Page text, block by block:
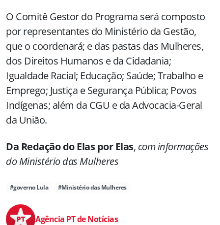
O Comitê Gestor do Programa será composto
por representantes do Ministério da Gestão,
que o coordenará; e das pastas das Mulheres,
dos Direitos Humanos e da Cidadania;
Igualdade Racial; Educação; Saúde; Trabalho e
Emprego; Justiça e Segurança Pública; Povos
Indígenas; além da CGU e da Advocacia-Geral
da União.
Da Redação do Elas por Elas, com informações
do Ministério das Mulheres
#governo Lula #Ministério das Mulheres
Agência PT de Notícias